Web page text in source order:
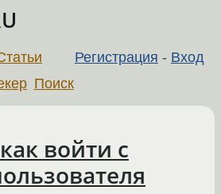
Регистрация - Вход
Поиск
войти с